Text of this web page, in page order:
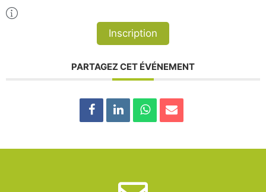
Inscription
PARTAGEZ CET ÉVÉNEMENT